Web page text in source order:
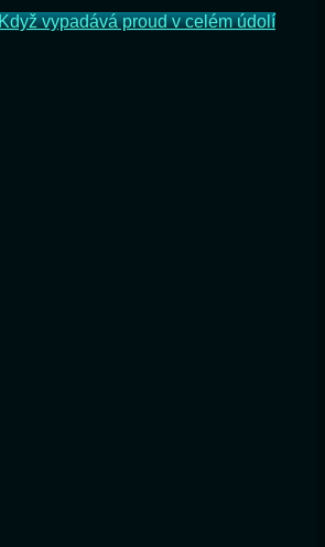
vypadává proud v celém údolí